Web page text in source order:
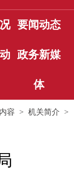
要闻动态
政务新媒
体
容 > 机关简介 >